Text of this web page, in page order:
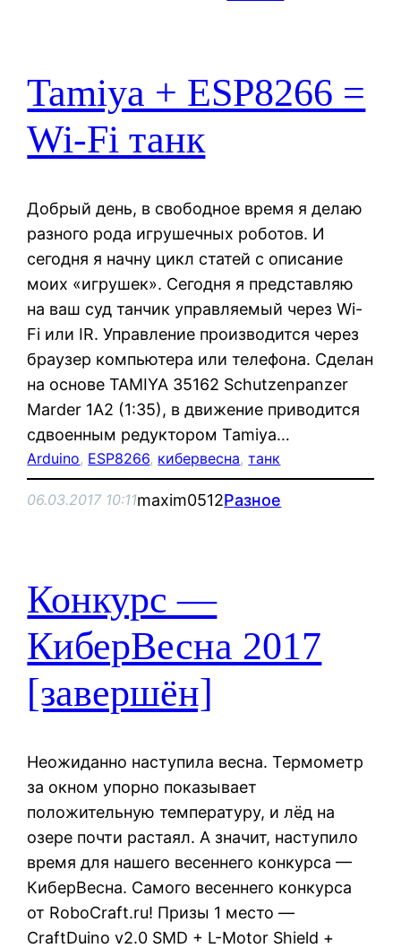
Tamiya + ESP8266 =
Wi-Fi танк
Добрый день, в свободное время я делаю
разного рода игрушечных роботов. И
сегодня я начну цикл статей с описание
моих «игрушек». Сегодня я представляю
на ваш суд танчик управляемый через Wi-
Fi или IR. Управление производится через
браузер компьютера или телефона. Сделан
на основе TAMIYA 35162 Schutzenpanzer
Marder 1A2 (1:35), в движение приводится
сдвоенным редуктором Tamiya…
Arduino, ESP8266, кибервесна, танк
06.03.2017 10:11maxim0512Разное
Конкурс —
КиберВесна 2017
[завершён]
Неожиданно наступила весна. Термометр
за окном упорно показывает
положительную температуру, и лёд на
озере почти растаял. А значит, наступило
время для нашего весеннего конкурса —
КиберВесна. Самого весеннего конкурса
от RoboCraft.ru! Призы 1 место —
CraftDuino v2.0 SMD + L-Motor Shield +